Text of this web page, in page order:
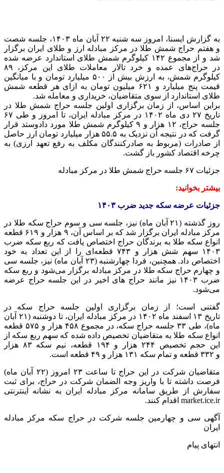
به گزارش ایسنا، امروز سه شنبه ۲۲ آبان ماه ۱۴۰۳، جلسه شصت
و هفتم حراج شمش طلا در مرکز مبادله ارز و طلای ایران برگزار
شد و از مجموع ۱۴۲ کیلوگرم شمش طلای استاندارد عرضه شده
در حراج‌های عمده و خرد تالار معاملات طلای این مرکز، ۸۹
کیلوگرم‌ شمش، به ارزش بیش از ۵۰۰ میلیارد تومان و با میانگین
قیمت پنج میلیارد و ۶۲۱ میلیون تومان به ازای هر قطعه شمش
طلای استاندارد از سوی متقاضیان، خریداری و معامله شد.
براین اساس، از زمان برگزاری اولین جلسه حراج شمش طلا در
تاریخ ۲۷ دی ماه ۱۴۰۲ در مرکز مبادله ایران، تا امروز و طی ۶۷
جلسه حراج، ۱۲ هزار و ۹ کیلوگرم شمش طلا مورد دادوستد قرار
گرفت که در نتیجه آن نزدیک به ۵۵.۵ هزار میلیارد تومان ارز حاصل
از صادرات (مربوط به صادرکنندگان مکلف به رفع تعهد ارزی) به
چرخه اقتصاد کشور باز گشت.
جزئیات ۶۷ جلسه حراج شمش طلا در مرکز مبادله
بیشتر بخوانید:
جزئیات عرضه سکه جدید ضرب ۱۴۰۳
روز گذشته (۲۱ آبان ماه) نیز، جلسه سی و سوم حراج سکه طلا در
مرکز مبادله ایران برگزار شد که بر اساس آن، ۹ هزار و ۶۱۹ قطعه
انواع سکه طلا به برندگان حراج اختصاص یافت که ربع سکه ضرب
۱۴۰۳ سهم شش هزار و ۷۴۳ قطعه‌ای را از این تعداد به خود
اختصاص داد. همچنین، فردا چهارشنبه (۲۳ آبان ماه) نیز، جلسه سی
و چهارم حراج سکه طلا در مرکز مبادله برگزار می‌شود و ربع سکه
ضرب ۱۴۰۳ نیز مانند حراج های اخیر در این جلسه حراج عرضه
می‌شود.
گفتنی است؛ از زمان برگزاری اولین جلسه حراج سکه در
تاریخ ۱۳ اسفند ماه ۱۴۰۲ در مرکز مبادله ایران، تا دوشنبه (۲۱ آبان
ماه)، طی ۳۳ جلسه حراج سکه، در مجموع ۴۵۸ هزار و ۵۷۵ قطعه
انواع سکه طلا به متقاضیان تخصیص داده شده که سهم ربع سکه از
این حجم تخصیص ۲۴۴ هزار و ۱۹۴ قطعه، نیم سکه ۸۳ هزار
و ۳۳۲ قطعه و تمام سکه ۱۳۱ هزار و ۴۹ قطعه است.
متقاضیان شرکت در این حراج تا ساعت ۲۳ امروز (۲۲ آبان ماه)
فرصت داشته تا با واریز وجه الضمان شرکت در حراج، برای ثبت
سفارش از طریق سامانه مرکز مبادله ایران به نشانه اینترنتی
market.ice.ir اقدام کنند.
آگهی سی و چهارمین جلسه شرکت در حراج سکه مرکز مبادله
ایران
انتهای پیام